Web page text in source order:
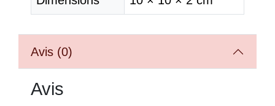
Avis (0)
Avis